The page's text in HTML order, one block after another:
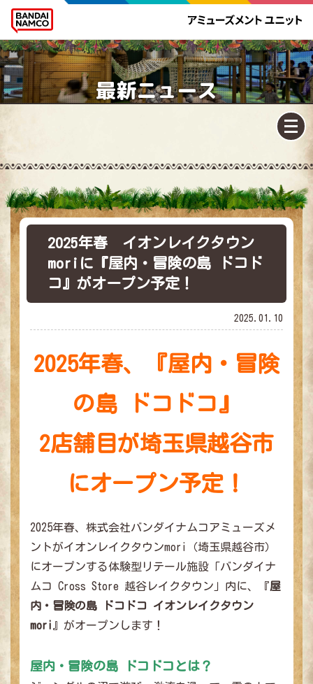
最新ニュース
2025年春 イオンレイクタウン
moriに『屋内・冒険の島 ドコド
コ』がオープン予定！
2025.01.10
2025年春、『屋内・冒険
の島 ドコドコ』
2店舗目が埼玉県越谷市
にオープン予定！
2025年春、株式会社バンダイナムコアミューズメ
ントがイオンレイクタウンmori（埼玉県越谷市）
にオープンする体験型リテール施設「バンダイナ
ムコ Cross Store 越谷レイクタウン」内に、『屋
内・冒険の島 ドコドコ イオンレイクタウン
mori 』がオープンします！
屋内・冒険の島 ドコドコとは？